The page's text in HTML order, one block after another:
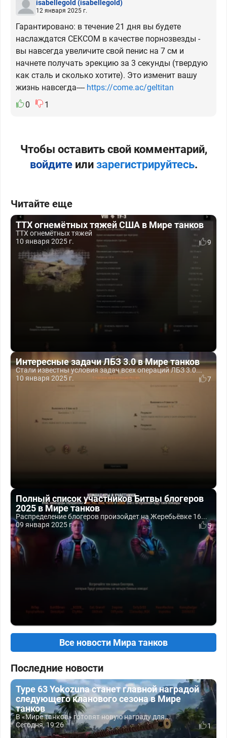
isabellegold (isabellegold)
12 января 2025 г.
Гарантировано: в течение 21 дня вы будете
наслаждатся CEKCОМ в качестве порнозвезды -
вы навсегда увеличите свой пенис на 7 см и
начнете получать эрекцию за 3 секунды (твердую
как сталь и сколько хотите). Это изменит вашу
жизнь навсегда---- https://come.ac/geltitan
0
1
Чтобы оставить свой комментарий,
войдитеили зарегистрируйтесь.
Читайте еще
ТТХ огнемётных тяжей США в Мире танков
ТТХ огнемётных тяжей
10 января 2025 г.
9
Интересные задачи ЛБЗ 3.0 в Мире танков
Стали известны условия задач всех операций ЛБЗ 3.0...
10 января 2025 г.
7
Полный список участников Битвы блогеров
2025 в Мире танков
Распределение блогеров произойдет на Жеребьёвке 16...
09 января 2025 г.
5
Все новости Мира танков
Последние новости
Type 63 Yokozuna станет главной наградой
следующего кланового сезона в Мире
танков
В «Мире танков» готовят новую награду для...
Сегодня, 19:26
1